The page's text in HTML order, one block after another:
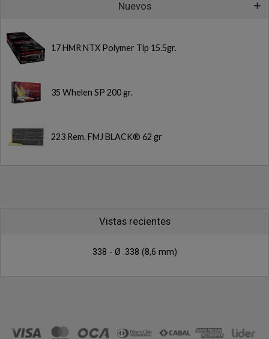
Nuevos
17 HMR NTX Polymer Tip 15.5gr.
35 Whelen SP 200 gr.
223 Rem. FMJ BLACK® 62 gr
Vistas recientes
338 - Ø .338 (8,6 mm)